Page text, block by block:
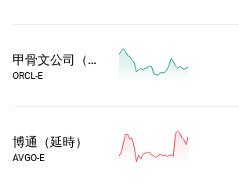
甲骨文公司（延時）
ORCL-E
博通（延時）
AVGO-E